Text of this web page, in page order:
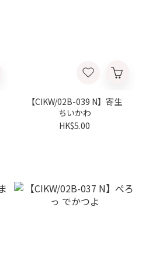
【CIKW/02B-039 N】寄生
ちいかわ
HK$5.00